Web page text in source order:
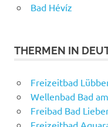
Bad Hévíz
THERMEN IN
Freizeitbad
Wellenbad Bad
Freibad Bad